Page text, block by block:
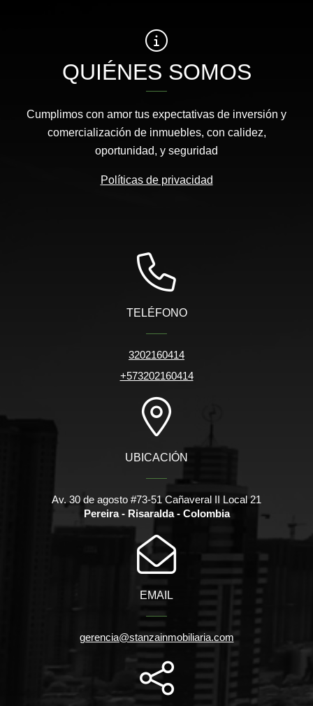
QUIÉNES SOMOS
Cumplimos con amor tus expectativas de inversión y
comercialización de inmuebles, con calidez,
oportunidad, y seguridad
Políticas de privacidad
TELÉFONO
3202160414
+573202160414
UBICACIÓN
Av. 30 de agosto #73-51 Cañaveral II Local 21
Pereira - Risaralda - Colombia
EMAIL
gerencia@stanzainmobiliaria.com